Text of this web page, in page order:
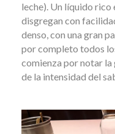
leche). Un líquido rico
disgregan con
denso, con una gran
por completo todos
comienza por notar
de la intensidad del